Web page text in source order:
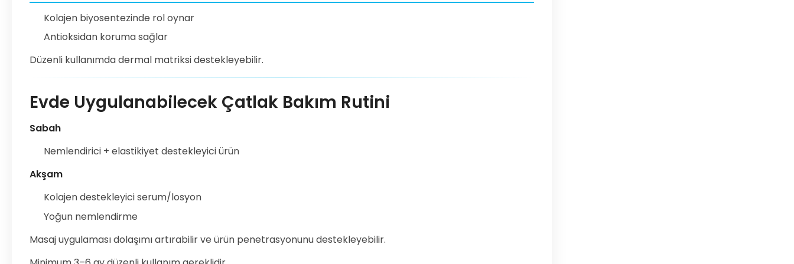
Kolajen biyosentezinde rol oynar
Antioksidan koruma sağlar
Düzenli kullanımda dermal matriksi destekleyebilir.
Evde Uygulanabilecek Çatlak Bakım Rutini
Sabah
Nemlendirici + elastikiyet destekleyici ürün
Akşam
Kolajen destekleyici serum/losyon
Yoğun nemlendirme
Masaj uygulaması dolaşımı artırabilir ve ürün penetrasyonunu destekleyebilir.